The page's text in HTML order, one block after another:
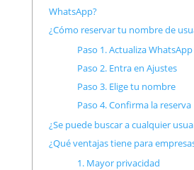
WhatsApp?
¿Cómo reservar tu nombre de
Paso 1. Actualiza WhatsApp
Paso 2. Entra en Ajustes
Paso 3. Elige tu nombre
Paso 4. Confirma la reserva
¿Se puede buscar a cualquier
¿Qué ventajas tiene para
1. Mayor privacidad